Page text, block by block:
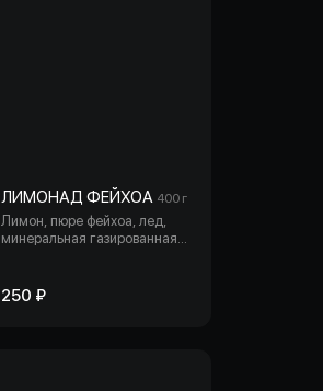
ЛИМОНАД ФЕЙХОА 400 г
Лимон, пюре фейхоа, лед,
минеральная газированная
250 ₽